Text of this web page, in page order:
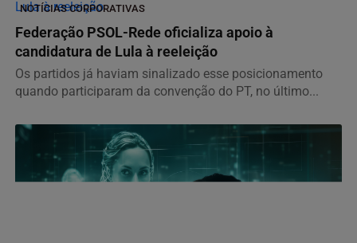
NOTÍCIAS CORPORATIVAS
Federação PSOL-Rede oficializa apoio à
candidatura de Lula à reeleição
Os partidos já haviam sinalizado esse posicionamento
quando participaram da convenção do PT, no último...